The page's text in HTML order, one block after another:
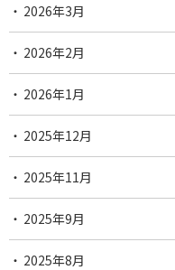
2026年3月
2026年2月
2026年1月
2025年12月
2025年11月
2025年9月
2025年8月